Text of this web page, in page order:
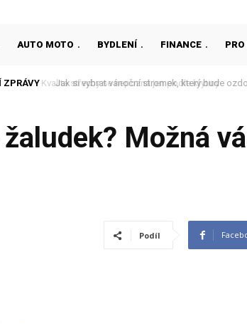
AUTO MOTO BYDLENÍ FINANCE
ZPRÁVY Jak si vybrat vánoční stromek, který bude
Možná
Podíl